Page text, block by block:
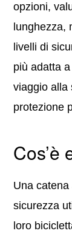
opzioni,
lunghezza,
livelli di
più adatta
viaggio alla
protezione
Cos’è
Una
sicurezza
loro